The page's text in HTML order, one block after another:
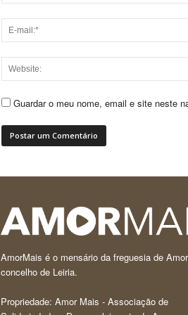
Guardar o meu nome, email e site neste
AmorMais é o mensário da freguesia de
concelho de Leiria.
Propriedade: Amor Mais - Associação de